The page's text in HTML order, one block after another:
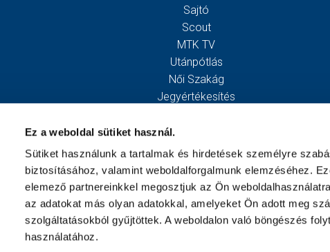
Ez a weboldal sütiket használ.
Sütiket használunk a tartalmak és hirdetések személyre
biztosításához, valamint weboldalforgalmunk elemzéséhez.
elemező partnereinkkel megosztjuk az Ön
az adatokat más olyan adatokkal, amelyeket Ön adott meg
szolgáltatásokból gyűjtöttek. A weboldalon való böngészés
használatához.
Sajtó
Scout
MTK TV
Utánpótlás
Női Szakág
Jegyértékesítés
Egyesület
Kapcsolat